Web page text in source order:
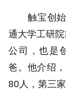
触宝创
通大学工研
公司，也是
爸。他介绍
80人，第三